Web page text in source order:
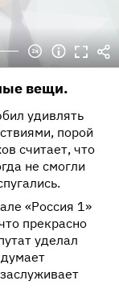
вещи.
удивлять
порой
считает, что
не смогли
«Россия 1»
прекрасно
уделал